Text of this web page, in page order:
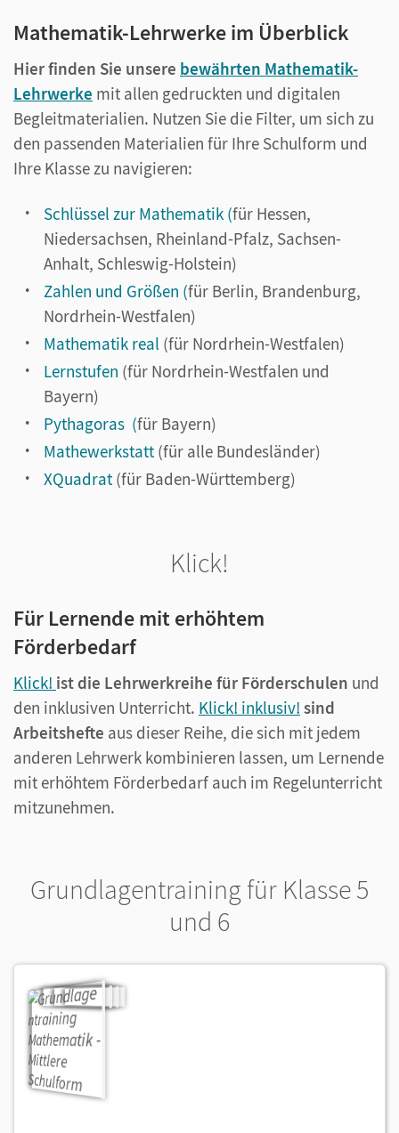
Mathematik-Lehrwerke im Überblick
Hier finden Sie unsere bewährten Mathematik-
Lehrwerke mit allen gedruckten und digitalen
Begleitmaterialien. Nutzen Sie die Filter, um sich zu
den passenden Materialien für Ihre Schulform und
Ihre Klasse zu navigieren:
Schlüssel zur Mathematik (für Hessen,
Niedersachsen, Rheinland-Pfalz, Sachsen-
Anhalt, Schleswig-Holstein)
Zahlen und Größen (für Berlin, Brandenburg,
Nordrhein-Westfalen)
Mathematik real (für Nordrhein-Westfalen)
Lernstufen (für Nordrhein-Westfalen und
Bayern)
Pythagoras (für Bayern)
Mathewerkstatt (für alle Bundesländer)
XQuadrat (für Baden-Württemberg)
Klick!
Für Lernende mit erhöhtem
Förderbedarf
Klick! ist die Lehrwerkreihe für Förderschulen und
den inklusiven Unterricht. Klick! inklusiv! sind
Arbeitshefte aus dieser Reihe, die sich mit jedem
anderen Lehrwerk kombinieren lassen, um Lernende
mit erhöhtem Förderbedarf auch im Regelunterricht
mitzunehmen.
Grundlagentraining für Klasse 5
und 6